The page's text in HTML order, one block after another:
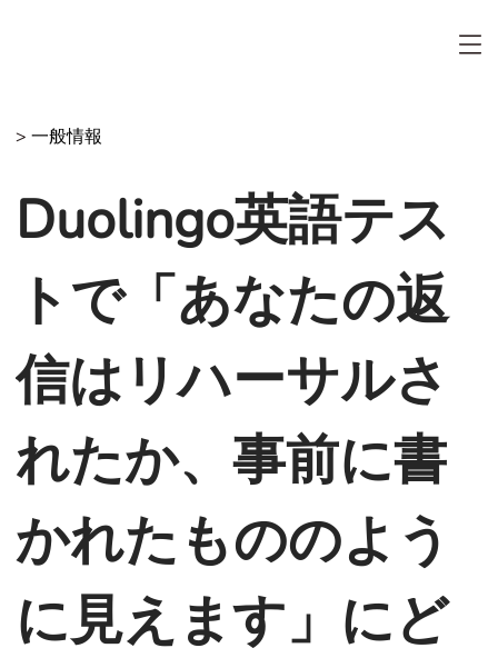
> 一般情報
Duolingo英語テス
トで「あなたの返
信はリハーサルさ
れたか、事前に書
かれたもののよう
に見えます」にど